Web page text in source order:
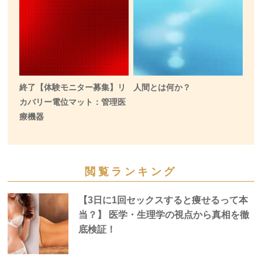
終了【体験モニター募集】リ
カバリー電位マット：管理医
療機器
人間とは何か？
閲覧ランキング
【3日に1回セックスすると痩せるって本
当？】 医学・生理学の視点から真相を徹
底検証！